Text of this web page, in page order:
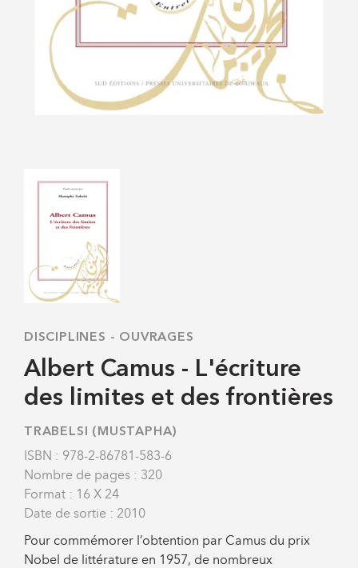
DISCIPLINES - OUVRAGES
Albert Camus - L'écriture
des limites et des frontières
TRABELSI (MUSTAPHA)
ISBN : 978-2-86781-583-6
Nombre de pages : 320
Format : 16 X 24
Date de sortie : 2010
Pour commémorer l’obtention par Camus du prix
Nobel de littérature en 1957, de nombreux